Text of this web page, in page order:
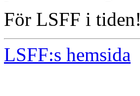
För LSFF i tiden!
LSFF:s hemsida